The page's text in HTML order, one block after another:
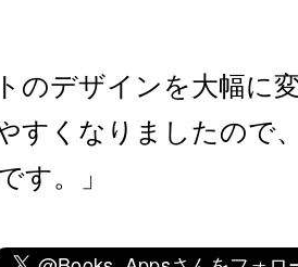
のデザインを大幅に
す くなりましたので
す。
」